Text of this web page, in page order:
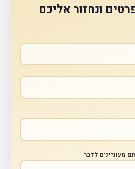
ונחזור אליכם
מעוניינים לדבר